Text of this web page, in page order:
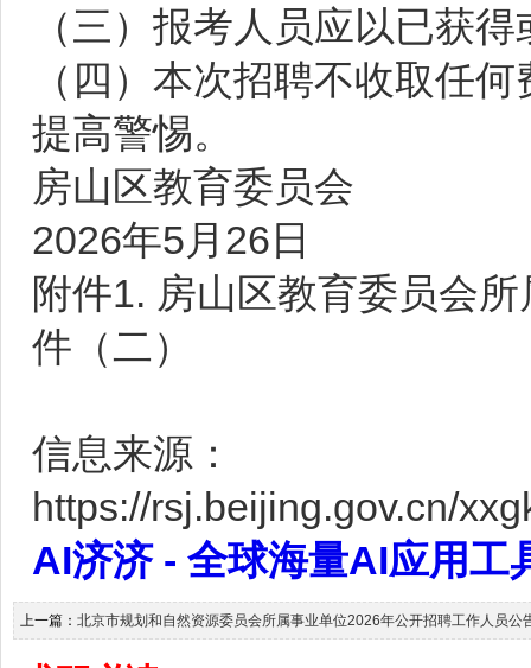
（三）报考人员应以已获
（四）本次招聘不收取任
提高警惕。
房山区教育委员会
2026年5月26日
附件1. 房山区教育委员会
件（二）
信息来源：
https://rsj.beijing.gov.cn/
AI济济 - 全球海量AI应用
上一篇： 北京市规划和自然资源委员会所属事业单位2026年公开招聘工作人员公